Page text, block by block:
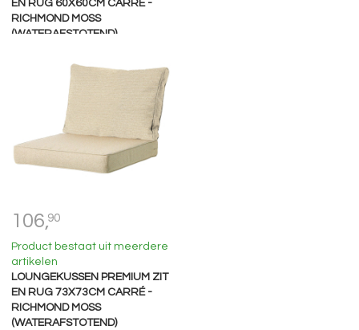
EN RUG 60X60CM CARRÉ -
RICHMOND MOSS
(WATERAFSTOTEND)
106,90
Product bestaat uit meerdere
artikelen
LOUNGEKUSSEN PREMIUM ZIT
EN RUG 73X73CM CARRÉ -
RICHMOND MOSS
(WATERAFSTOTEND)